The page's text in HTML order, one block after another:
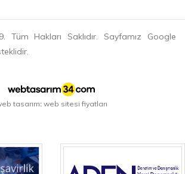
Hakları Saklıdır. Sayfamız Google
tasarım web sitesi fiyatları